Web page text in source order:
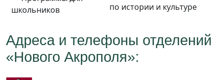
школьников
по истории и культуре
Адреса и телефоны отделений
«Нового Акрополя»: